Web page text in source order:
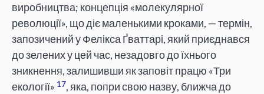
виробництва; концепція «молекулярної
революції», що діє маленькими кроками, — термін,
запозичений у Фелікса Ґваттарі, який приєднався
до зелених у цей час, незадовго до їхнього
зникнення, залишивши як заповіт працю «Три
екології» 17, яка, попри свою назву, ближча до